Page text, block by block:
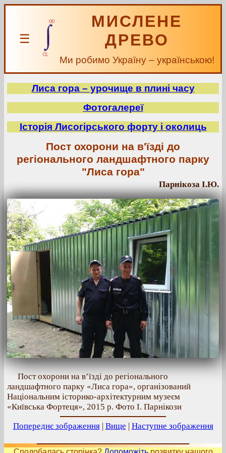
☰
МИСЛЕНЕ
ДРЕВО
Ми робимо Україну – українською!
Лиса гора – урочище в плині часу
Фотогалереї
Історія Лисогірського форту і околиць
Пост охорони на в'їзді до
регіонального ландшафтного парку
"Лиса гора"
Парнікоза І.Ю.
Пост охорони на в’їзді до регіонального
ландшафтного парку «Лиса гора», організований
Національним історико-архітектурним музеєм
«Київська Фортеця», 2015 р. Фото І. Парнікози
Попереднє зображення| Вище | Наступне зображення